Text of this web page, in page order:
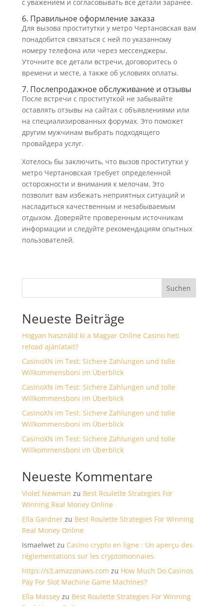
с уважением и согласовывать все детали заранее.
6. Правильное оформление заказа
Для вызова проститутки у метро Чертановская вам
понадобится связаться с ней по указанному
номеру телефона или через мессенджеры.
Уточните все детали встречи, договоритесь о
времени и месте, а также об условиях оплаты.
7. Послепродажное обслуживание и отзывы
После встречи с проституткой не забывайте
оставлять отзывы на сайтах с объявлениями или
на специализированных форумах. Это поможет
другим мужчинам выбрать подходящего
провайдера услуг.
Хотелось бы заключить, что вызов проститутки у
метро Чертановская требует определенной
осторожности и внимания к мелочам. Это
позволит вам избежать неприятных ситуаций и
насладиться качественным и незабываемым
отдыхом. Доверяйте проверенным источникам
информации и следуйте рекомендациям опытных
пользователей.
Suchen
Neueste Beiträge
Hogyan használd ki a Magyar Online Casino heti
reload ajánlatait?
CasinoXN im Test: Sichere Zahlungen und tolle
Willkommensboni im Überblick
CasinoXN im Test: Sichere Zahlungen und tolle
Willkommensboni im Überblick
CasinoXN im Test: Sichere Zahlungen und tolle
Willkommensboni im Überblick
CasinoXN im Test: Sichere Zahlungen und tolle
Willkommensboni im Überblick
Neueste Kommentare
Violet Newman zu Best Roulette Strategies For
Winning Real Money Online
Ella Gardnerzu Best Roulette Strategies For Winning
Real Money Online
Ismaelwetzu Casino crypto en ligne : Un aperçu des
réglementations sur les cryptomonnaies
https://s3.amazonaws.com zu How Much Do Casinos
Pay For Slot Machine Game Machines?
Ella Masseyzu Best Roulette Strategies For Winning